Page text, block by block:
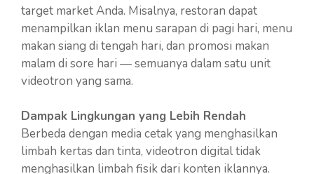
target market Anda. Misalnya, restoran dapat
menampilkan iklan menu sarapan di pagi hari, menu
makan siang di tengah hari, dan promosi makan
malam di sore hari — semuanya dalam satu unit
videotron yang sama.
Dampak Lingkungan yang Lebih Rendah
Berbeda dengan media cetak yang menghasilkan
limbah kertas dan tinta, videotron digital tidak
menghasilkan limbah fisik dari konten iklannya.